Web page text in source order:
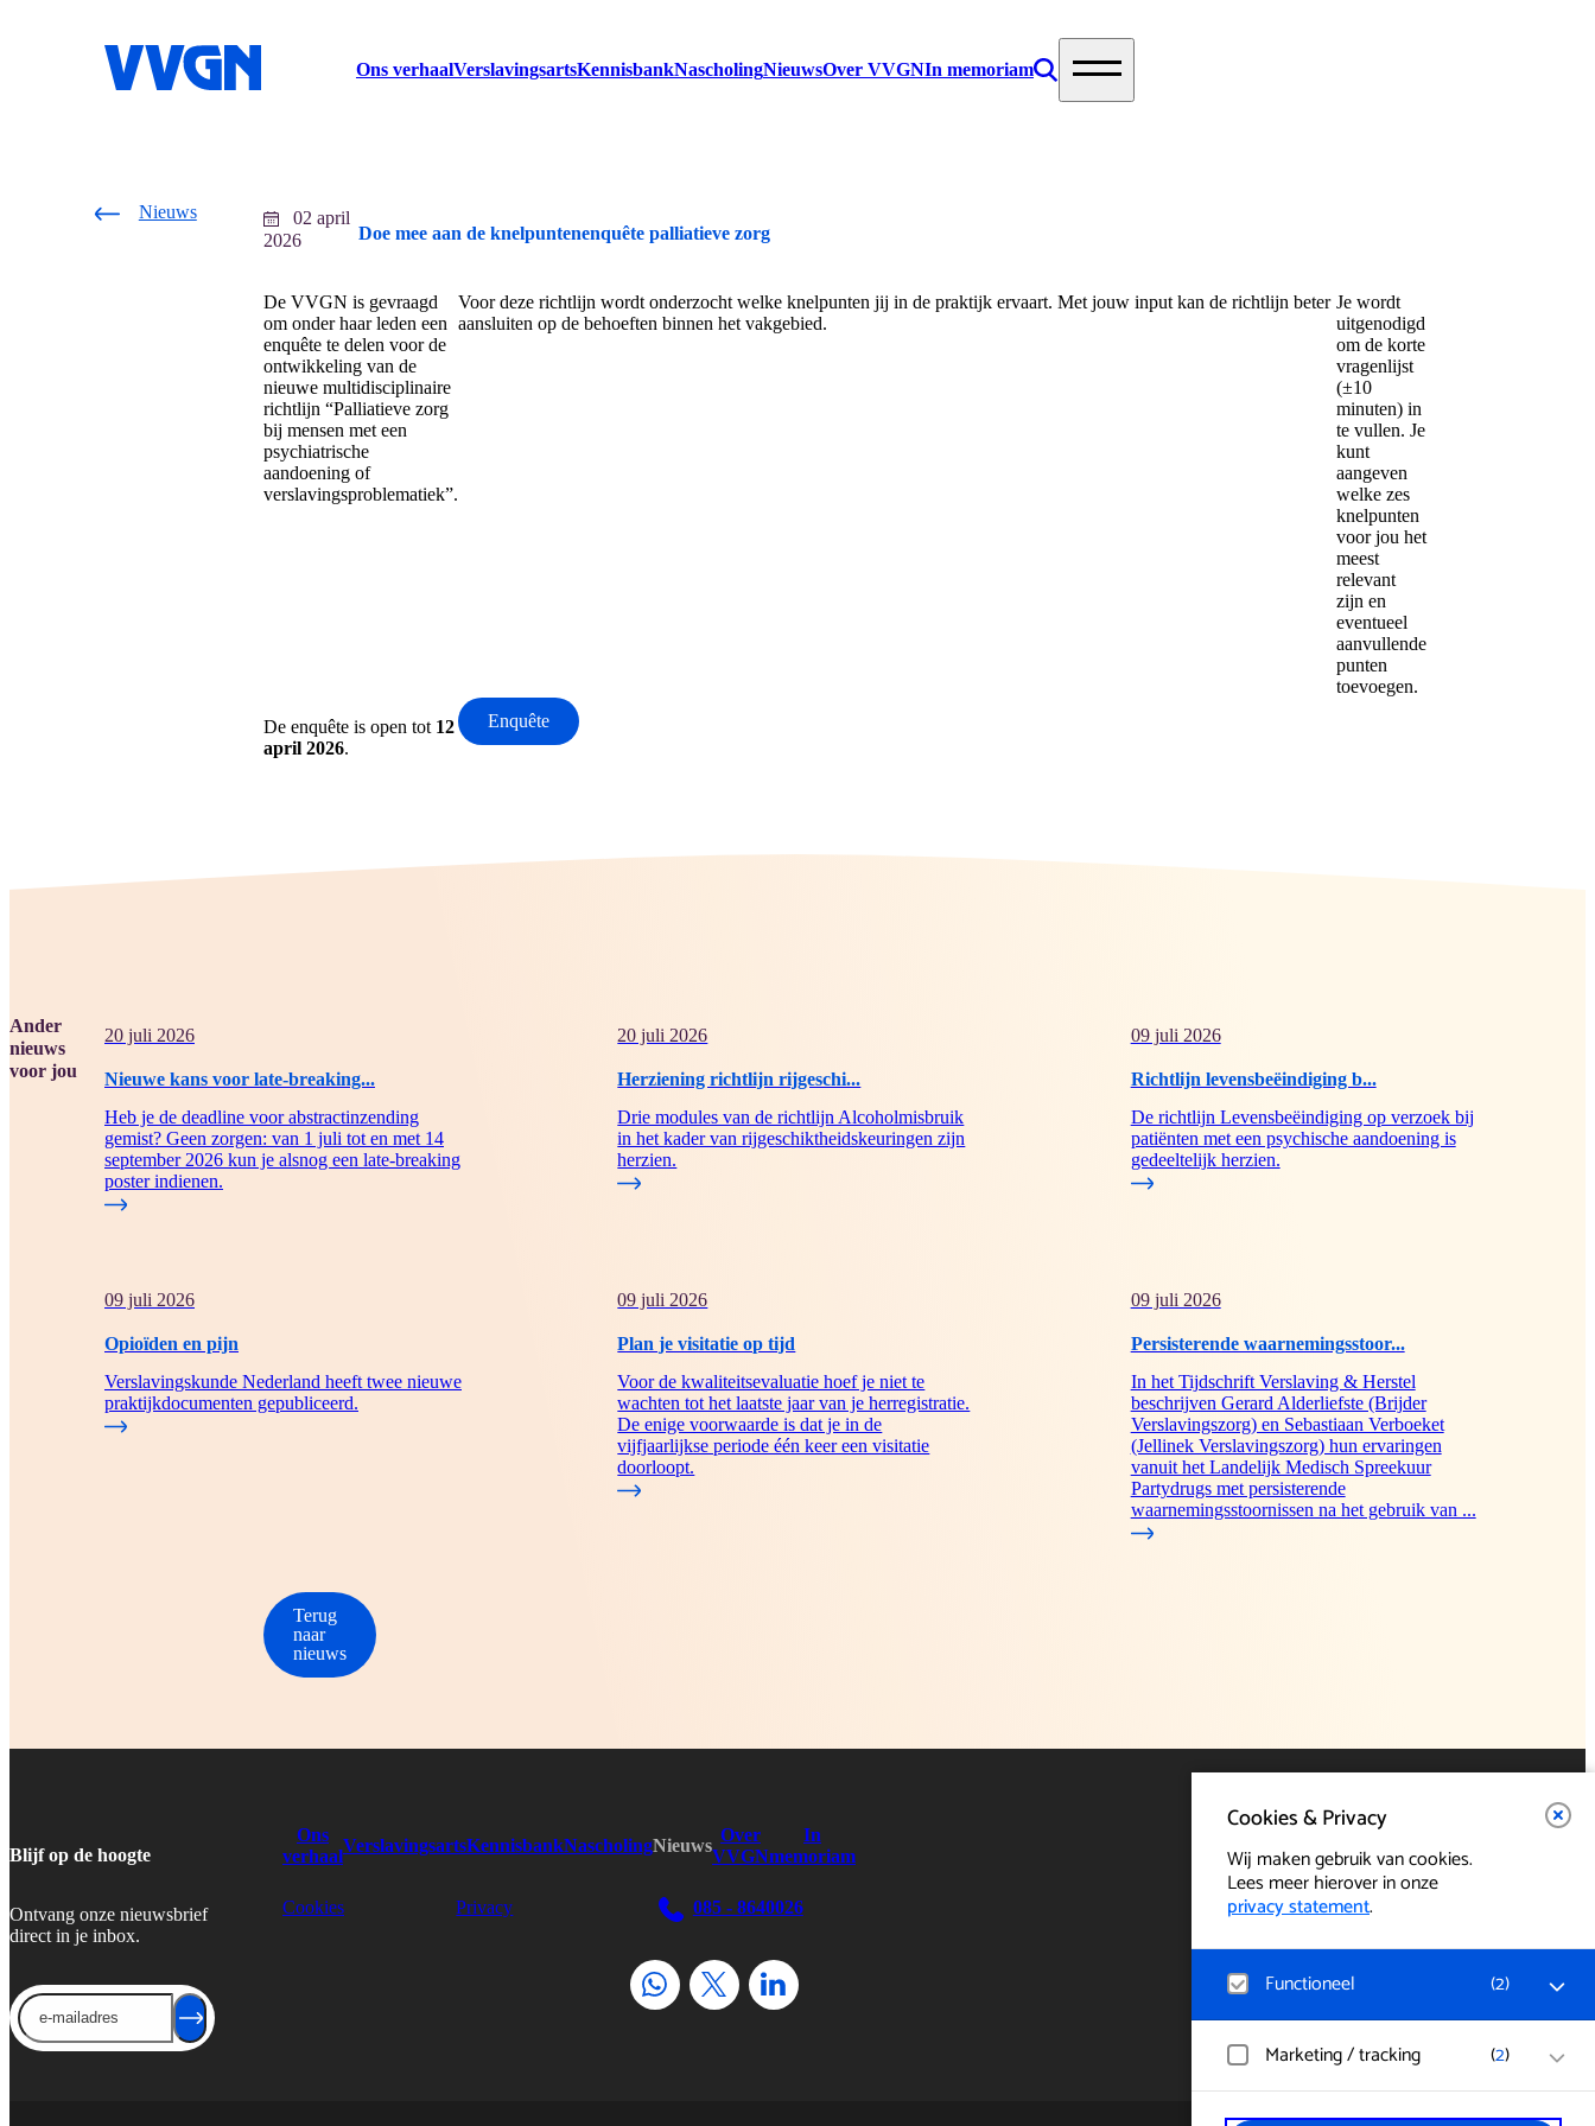
Cookies & Privacy
Wij maken gebruik van cookies.
Lees meer hierover in onze
privacy statement.
Functioneel (2)
Noodzakelijk
het onthouden van voorkeuren worden
functionele cookies geplaatst. Hierbij
Marketing / tracking (2)
Ons verhaalVerslavingsartsKennisbankNascholingNieuwsOver VVGNIn memoriam
Nieuws
02 april
2026
Doe mee aan de knelpuntenenquête palliatieve zorg
De VVGN is gevraagd
om onder haar leden een
enquête te delen voor de
ontwikkeling van de
nieuwe multidisciplinaire
richtlijn “Palliatieve zorg
bij mensen met een
psychiatrische
aandoening of
verslavingsproblematiek”.
Voor deze richtlijn wordt onderzocht welke knelpunten jij in de praktijk ervaart. Met jouw input kan de richtlijn beter
aansluiten op de behoeften binnen het vakgebied.
Je wordt
uitgenodigd
om de korte
vragenlijst
(±10
minuten) in
te vullen. Je
kunt
aangeven
welke zes
knelpunten
voor jou het
meest
relevant
zijn en
eventueel
aanvullende
punten
toevoegen.
De enquête is open tot 12
april 2026.
Enquête
Ander
nieuws
voor jou
20 juli 2026
Nieuwe kans voor late-breaking...
Heb je de deadline voor abstractinzending
gemist? Geen zorgen: van 1 juli tot en met 14
september 2026 kun je alsnog een late-breaking
poster indienen.
20 juli 2026
Herziening richtlijn rijgeschi...
Drie modules van de richtlijn Alcoholmisbruik
in het kader van rijgeschiktheidskeuringen zijn
herzien.
09 juli 2026
Richtlijn levensbeëindiging b...
De richtlijn Levensbeëindiging op verzoek bij
patiënten met een psychische aandoening is
gedeeltelijk herzien.
09 juli 2026
Opioïden en pijn
Verslavingskunde Nederland heeft twee nieuwe
praktijkdocumenten gepubliceerd.
09 juli 2026
Plan je visitatie op tijd
Voor de kwaliteitsevaluatie hoef je niet te
wachten tot het laatste jaar van je herregistratie.
De enige voorwaarde is dat je in de
vijfjaarlijkse periode één keer een visitatie
doorloopt.
09 juli 2026
Persisterende waarnemingsstoor...
In het Tijdschrift Verslaving & Herstel
beschrijven Gerard Alderliefste (Brijder
Verslavingszorg) en Sebastiaan Verboeket
(Jellinek Verslavingszorg) hun ervaringen
vanuit het Landelijk Medisch Spreekuur
Partydrugs met persisterende
waarnemingsstoornissen na het gebruik van ...
Terug
naar
nieuws
Blijf op de hoogte
Ontvang onze nieuwsbrief
direct in je inbox.
Ons
verhaal
VerslavingsartsKennisbankNascholingNieuws
Over
VVGN
In
memoriam
Cookies Privacy 085 - 8640026